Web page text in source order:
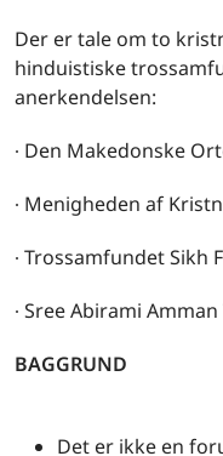
Der er tale om to
hinduistiske
anerkendelsen:
∙ Den Makedonske
∙ Menigheden af
∙ Trossamfundet Sikh
∙ Sree Abirami
Det er ikke en